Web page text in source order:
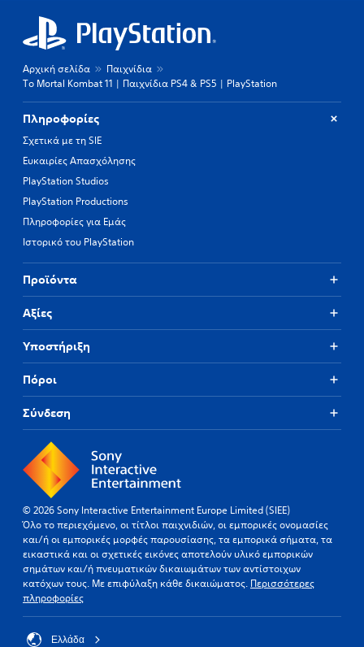
Αρχική σελίδα
Παιχνίδια
Το Mortal Kombat 11 | Παιχνίδια PS4 & PS5 | PlayStation
Πληροφορίες
Σχετικά με τη SIE
Ευκαιρίες Απασχόλησης
PlayStation Studios
PlayStation Productions
Πληροφορίες για Εμάς
Ιστορικό του PlayStation
Προϊόντα
Αξίες
Υποστήριξη
Πόροι
Σύνδεση
© 2026 Sony Interactive Entertainment Europe Limited (SIEE)
Όλο το περιεχόμενο, οι τίτλοι παιχνιδιών, οι εμπορικές ονομασίες
και/ή οι εμπορικές μορφές παρουσίασης, τα εμπορικά σήματα, τα
εικαστικά και οι σχετικές εικόνες αποτελούν υλικό εμπορικών
σημάτων και/ή πνευματικών δικαιωμάτων των αντίστοιχων
κατόχων τους. Με επιφύλαξη κάθε δικαιώματος. Περισσότερες
πληροφορίες
Ελλάδα